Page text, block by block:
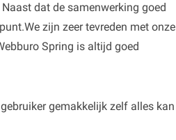
dat de samenwerking goed
zijn zeer tevreden met onze
Spring is altijd goed
gemakkelijk zelf alles kan